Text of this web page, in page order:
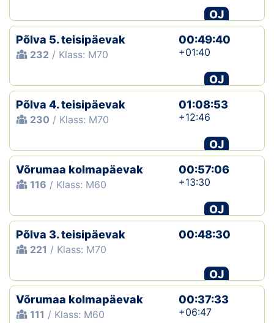
OJ
Põlva 5. teisipäevak
232 / Klass: M70
00:49:40
+01:40
OJ
Põlva 4. teisipäevak
230 / Klass: M70
01:08:53
+12:46
OJ
Võrumaa kolmapäevak
116 / Klass: M60
00:57:06
+13:30
OJ
Põlva 3. teisipäevak
221 / Klass: M70
00:48:30
OJ
Võrumaa kolmapäevak
111 / Klass: M60
00:37:33
+06:47